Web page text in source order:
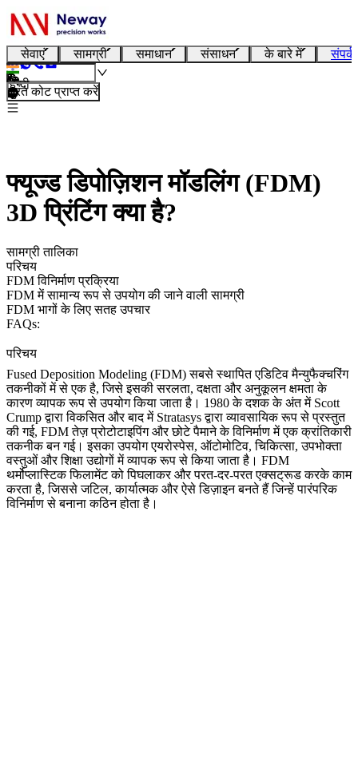
सेवाएं सामग्री समाधान संसाधन के बारे में
हिन्दी
तुरंत कोट प्राप्त करें
फ्यूज्ड डिपोज़िशन मॉडलिंग (FDM)
3D प्रिंटिंग क्या है?
सामग्री तालिका
परिचय
FDM विनिर्माण प्रक्रिया
FDM में सामान्य रूप से उपयोग की जाने वाली सामग्री
FDM भागों के लिए सतह उपचार
FAQs:
परिचय
Fused Deposition Modeling (FDM) सबसे स्थापितएडिटिव मैन्युफैक्चरिंग
तकनीकों में से एक है, जिसे इसकी सरलता, दक्षता और अनुकूलन क्षमता के
कारण व्यापक रूप से उपयोग किया जाता है। 1980 के दशक के अंत में Scott
Crump द्वारा विकसित और बाद में Stratasys द्वारा व्यावसायिक रूप से प्रस्तुत
की गई, FDMतेज़ प्रोटोटाइपिंगऔर छोटे पैमाने के विनिर्माण में एक क्रांतिकारी
तकनीक बन गई। इसका उपयोग एयरोस्पेस, ऑटोमोटिव, चिकित्सा, उपभोक्ता
वस्तुओं और शिक्षा उद्योगों में व्यापक रूप से किया जाता है। FDM
थर्मोप्लास्टिकफिलामेंट को पिघलाकर और परत-दर-परत एक्सट्रूड करके काम
करता है, जिससे जटिल, कार्यात्मक और ऐसे डिज़ाइन बनते हैं जिन्हें पारंपरिक
विनिर्माण से बनाना कठिन होता है।